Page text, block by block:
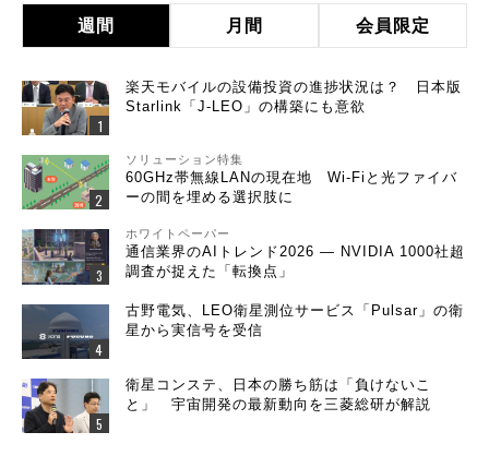
週間 月間 会員限定
楽天モバイルの設備投資の進捗状況は？ 日本版
Starlink「J-LEO」の構築にも意欲
ソリューション特集
60GHz帯無線LANの現在地 Wi-Fiと光ファイバ
ーの間を埋める選択肢に
ホワイトペーパー
通信業界のAIトレンド2026 ― NVIDIA 1000社超
調査が捉えた「転換点」
古野電気、LEO衛星測位サービス「Pulsar」の衛
星から実信号を受信
衛星コンステ、日本の勝ち筋は「負けないこ
と」 宇宙開発の最新動向を三菱総研が解説